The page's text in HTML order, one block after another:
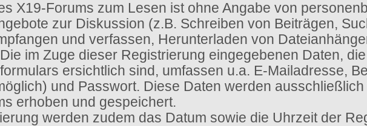
X19-Forums zum Lesen ist ohne Angabe von
zur Diskussion (z.B. Schreiben von Beiträgen,
und verfassen, Herunterladen von
im Zuge dieser Registrierung eingegebenen Daten,
ersichtlich sind, umfassen u.a. E-Mailadresse,
und Passwort. Diese Daten werden
erhoben und gespeichert.
werden zudem das Datum sowie die Uhrzeit der